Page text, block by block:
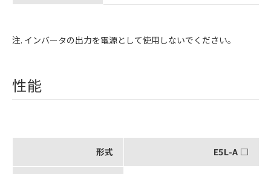
注. インバータの出力を電源として使用しないでください。
性能
形式 E5L-A □